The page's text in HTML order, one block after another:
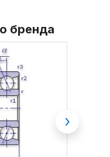
бренда
Next